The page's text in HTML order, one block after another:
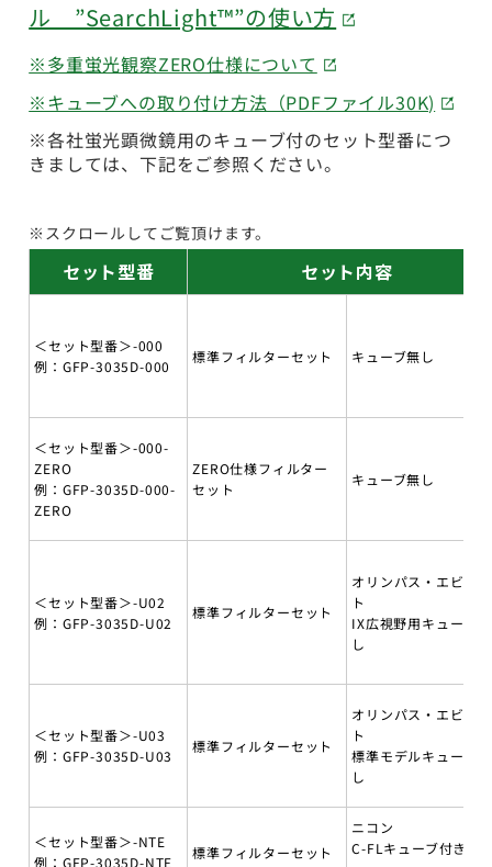
ル ”SearchLight™”の使い方
※多重蛍光観察ZERO仕様について
※キューブへの取り付け方法（PDFファイル30K)
※各社蛍光顕微鏡用のキューブ付のセット型番につ
きましては、下記をご参照ください。
※スクロールしてご覧頂けます。
セット型番 セット内容
＜セット型番＞-000
例：GFP-3035D-000
標準フィルターセット キューブ無し
＜セット型番＞-000-
ZERO
例：GFP-3035D-000-
ZERO
ZERO仕様フィルター
セット
キューブ無し
＜セット型番＞-U02
例：GFP-3035D-U02
標準フィルターセット
オリンパス・エビデン
ト
IX広視野用キューブ無
し
＜セット型番＞-U03
例：GFP-3035D-U03
標準フィルターセット
オリンパス・エビデン
ト
標準モデルキューブ無
し
＜セット型番＞-NTE
例：GFP-3035D-NTE
標準フィルターセット
ニコン
C-FLキューブ付き